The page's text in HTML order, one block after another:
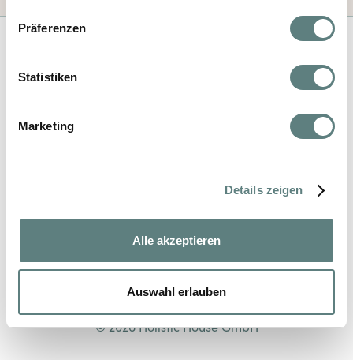
Präferenzen
Statistiken
Marketing
Details zeigen
Alle akzeptieren
Auswahl erlauben
AGB
© 2026 Holistic House GmbH